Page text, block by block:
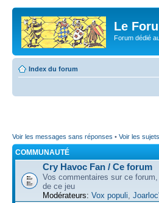
Le
Forum dédié
Index du forum
Voir les messages sans réponses • Voir les
COMMUNAUTÉ
Cry Havoc Fan / Ce forum
Vos commentaires sur ce
de ce jeu
Modérateurs: Vox populi,